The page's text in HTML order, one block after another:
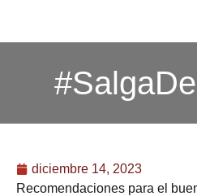
diciembre 14, 2023
Recomendaciones para el